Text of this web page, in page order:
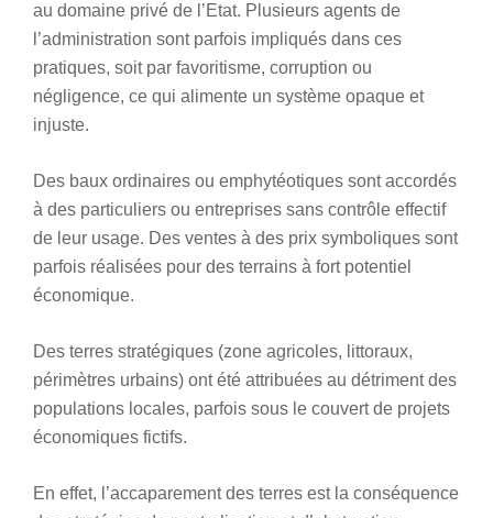
au domaine privé de l’Etat. Plusieurs agents de
l’administration sont parfois impliqués dans ces
pratiques, soit par favoritisme, corruption ou
négligence, ce qui alimente un système opaque et
injuste.
Des baux ordinaires ou emphytéotiques sont accordés
à des particuliers ou entreprises sans contrôle effectif
de leur usage. Des ventes à des prix symboliques sont
parfois réalisées pour des terrains à fort potentiel
économique.
Des terres stratégiques (zone agricoles, littoraux,
périmètres urbains) ont été attribuées au détriment des
populations locales, parfois sous le couvert de projets
économiques fictifs.
En effet, l’accaparement des terres est la conséquence